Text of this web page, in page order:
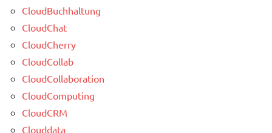
CloudBuchhaltung
CloudChat
CloudCherry
CloudCollab
CloudCollaboration
CloudComputing
CloudCRM
Clouddata